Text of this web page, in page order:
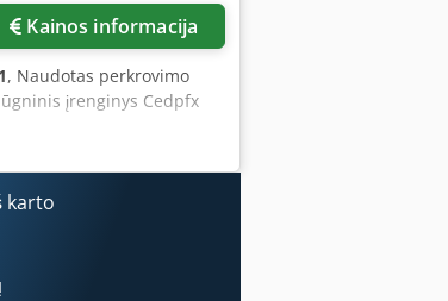
Kainos informacija
, Naudotas perkrovimo
įrenginys Cedpfx
karto